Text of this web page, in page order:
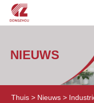
NIEUWS
Thuis > Nieuws >